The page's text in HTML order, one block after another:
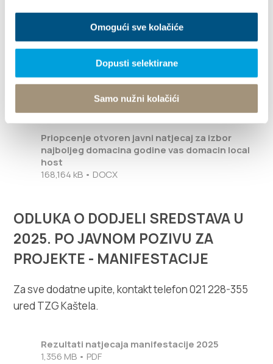
Omogući sve kolačiće
Dopusti selektirane
Samo nužni kolačići
Finalni izbor za najboljeg domaćina
: 21. studenoga 2025.
Detaljnije informacije mogu se pronaći u tekstu
natječaja objavljenog na stranicama Turističke
zajednice Splitsko-dalmatinske županije (
Priopcenje otvoren javni natjecaj za izbor
najboljeg domacina godine vas domacin local
host
168,164 kB • DOCX
ODLUKA O DODJELI SREDSTAVA U
2025. PO JAVNOM POZIVU ZA
PROJEKTE - MANIFESTACIJE
Za sve dodatne upite, kontakt telefon 021 228-355
ured TZG Kaštela.
Rezultati natjecaja manifestacije 2025
1,356 MB • PDF